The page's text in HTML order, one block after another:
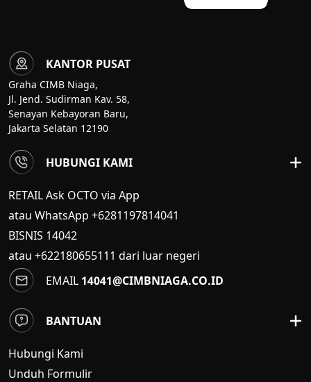
KANTOR PUSAT
Graha CIMB Niaga,
Jl. Jend. Sudirman Kav. 58,
Senayan Kebayoran Baru,
Jakarta Selatan 12190
HUBUNGI KAMI
RETAIL Ask OCTO via App
atau WhatsApp +6281197814041
BISNIS 14042
atau +622180655111 dari luar negeri
EMAIL 14041@CIMBNIAGA.CO.ID
BANTUAN
Hubungi Kami
Unduh Formulir